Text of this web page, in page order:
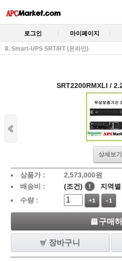
로그인 마이페이지
8. Smart-UPS SRT/RT (온라인)
SRT2200RMXLI /
상세보기
상품가 : 2,573,000원
배송비 :
(조건) ! 지역별
수량 :
+1 -1
구매하
장바구니